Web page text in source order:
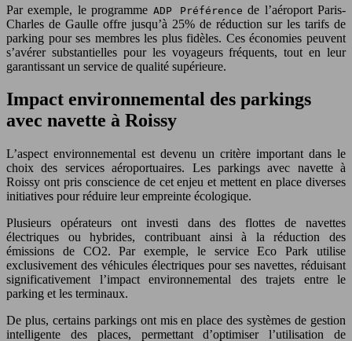
Par exemple, le programme ADP Préférence de l’aéroport Paris-
Charles de Gaulle offre jusqu’à 25% de réduction sur les tarifs de
parking pour ses membres les plus fidèles. Ces économies peuvent
s’avérer substantielles pour les voyageurs fréquents, tout en leur
garantissant un service de qualité supérieure.
Impact environnemental des parkings
avec navette à Roissy
L’aspect environnemental est devenu un critère important dans le
choix des services aéroportuaires. Les parkings avec navette à
Roissy ont pris conscience de cet enjeu et mettent en place diverses
initiatives pour réduire leur empreinte écologique.
Plusieurs opérateurs ont investi dans des flottes de navettes
électriques ou hybrides, contribuant ainsi à la réduction des
émissions de CO2. Par exemple, le service Eco Park utilise
exclusivement des véhicules électriques pour ses navettes, réduisant
significativement l’impact environnemental des trajets entre le
parking et les terminaux.
De plus, certains parkings ont mis en place des systèmes de gestion
intelligente des places, permettant d’optimiser l’utilisation de